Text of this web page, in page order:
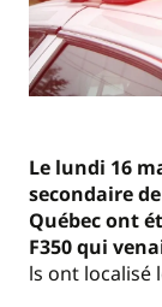
Le lundi 16
secondaire
Québec ont
F350 qui
ls ont localisé